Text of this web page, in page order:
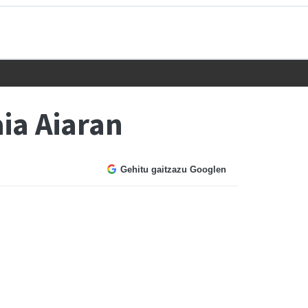
Aiaran
Gehitu gaitzazu Googlen